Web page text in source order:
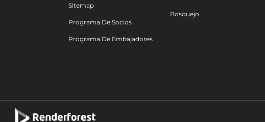
Sitemap
Programa De Socios
Programa De Embajadores
Bosquejo